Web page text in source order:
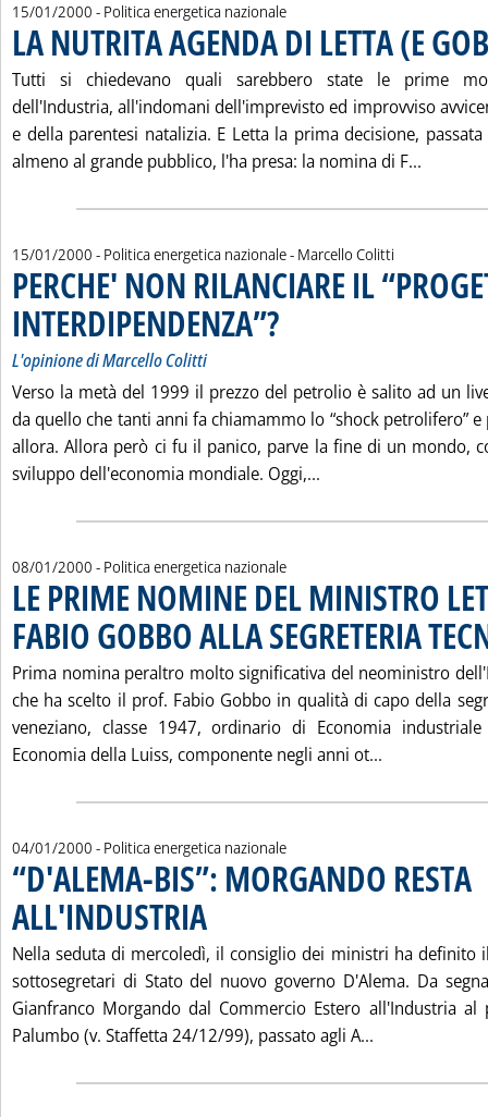
15/01/2000 - Politica energetica nazionale
LA NUTRITA AGENDA DI LETTA (E
Tutti si chiedevano quali sarebbero state le prime
dell'Industria, all'indomani dell'imprevisto ed improvviso
e della parentesi natalizia. E Letta la prima decisione,
almeno al grande pubblico, l'ha presa: la nomina di F...
15/01/2000 - Politica energetica nazionale - di:
Marcello Colitti
PERCHE' NON RILANCIARE IL
INTERDIPENDENZA”?. Sottotitolo: L'opinione di Marcello
. Pubblicata sabato 15 gennaio 2000
L'opinione di Marcello Colitti
Verso la metà del 1999 il prezzo del petrolio è salito ad un
da quello che tanti anni fa chiamammo lo “shock petrolifero”
allora. Allora però ci fu il panico, parve la fine di un mondo,
sviluppo dell'economia mondiale. Oggi,...
08/01/2000 - Politica energetica nazionale
LE PRIME NOMINE DEL MINISTRO
FABIO GOBBO ALLA SEGRETERIA
Prima nomina peraltro molto significativa del neoministro
che ha scelto il prof. Fabio Gobbo in qualità di capo della
veneziano, classe 1947, ordinario di Economia
Economia della Luiss, componente negli anni ot...
04/01/2000 - Politica energetica nazionale
“D'ALEMA-BIS”: MORGANDO RESTA
ALL'INDUSTRIA
Nella seduta di mercoledì, il consiglio dei ministri ha definito
sottosegretari di Stato del nuovo governo D'Alema. Da
Gianfranco Morgando dal Commercio Estero all'Industria
Palumbo (v. Staffetta 24/12/99), passato agli A...